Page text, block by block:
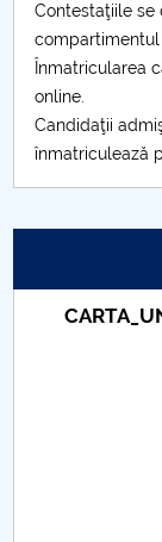
Admitere
Admitere
Admitere
Contestaţiile se
compartimentul
Înmatricularea
online.
Candidaţii
înmatriculează
Taxe de